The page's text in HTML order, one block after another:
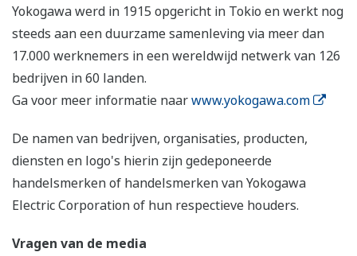
Yokogawa werd in 1915 opgericht in Tokio en werkt nog
steeds aan een duurzame samenleving via meer dan
17.000 werknemers in een wereldwijd netwerk van 126
bedrijven in 60 landen.
Ga voor meer informatie naarwww.yokogawa.com
De namen van bedrijven, organisaties, producten,
diensten en logo's hierin zijn gedeponeerde
handelsmerken of handelsmerken van Yokogawa
Electric Corporation of hun respectieve houders.
Vragen van de media